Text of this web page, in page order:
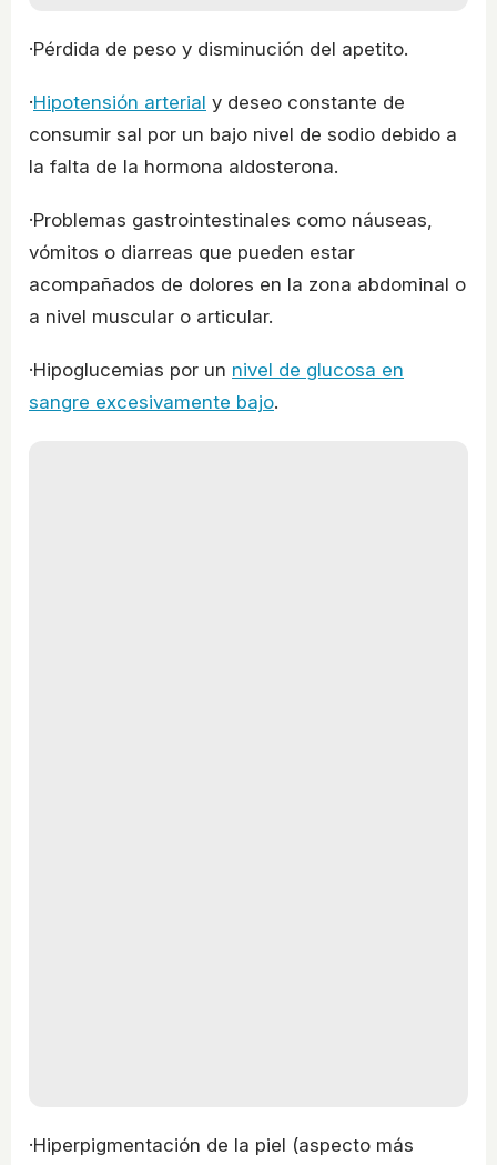
·Pérdida de peso y disminución del apetito.
·Hipotensión arterial y deseo constante de
consumir sal por un bajo nivel de sodio debido a
la falta de la hormona aldosterona.
·Problemas gastrointestinales como náuseas,
vómitos o diarreas que pueden estar
acompañados de dolores en la zona abdominal o
a nivel muscular o articular.
·Hipoglucemias por un nivel de glucosa en
sangre excesivamente bajo.
·Hiperpigmentación de la piel (aspecto más